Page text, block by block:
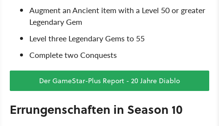
Augment an Ancient item with a Level 50 or greater
Legendary Gem
Level three Legendary Gems to 55
Complete two Conquests
Der GameStar-Plus Report - 20 Jahre Diablo
Errungenschaften in Season 10